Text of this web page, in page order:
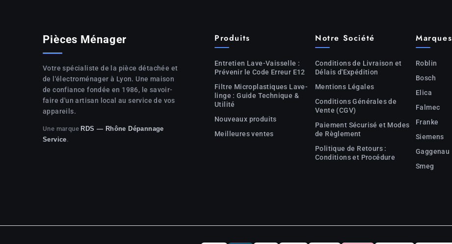
Pièces Ménager
Votre spécialiste de la pièce détachée et
de l'électroménager à Lyon. Une maison
de confiance fondée en 1986, le savoir-
faire d'un artisan local au service de vos
appareils.
Une marqueRDS — Rhône Dépannage
Service.
Produits
Entretien Lave-Vaisselle :
Prévenir le Code Erreur E12
Filtre Microplastiques Lave-
linge : Guide Technique &
Utilité
Nouveaux produits
Meilleures ventes
Notre Société
Conditions de Livraison et
Délais d'Expédition
Mentions Légales
Conditions Générales de
Vente (CGV)
Paiement Sécurisé et Modes
de Règlement
Politique de Retours :
Conditions et Procédure
Marques
Roblin
Bosch
Elica
Falmec
Franke
Siemens
Gaggenau
Smeg